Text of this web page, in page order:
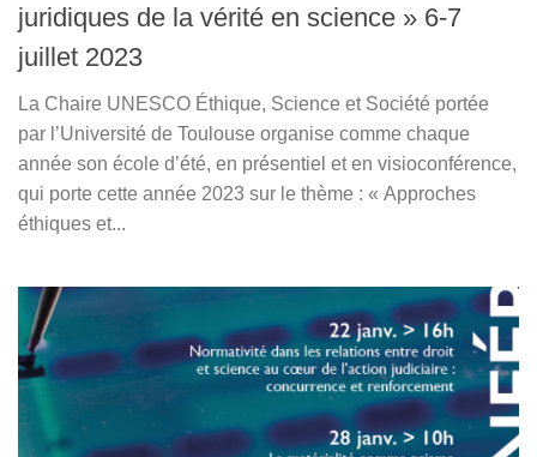
juridiques de la vérité en science » 6-7
juillet 2023
La Chaire UNESCO Éthique, Science et Société portée
par l’Université de Toulouse organise comme chaque
année son école d’été, en présentiel et en visioconférence,
qui porte cette année 2023 sur le thème : « Approches
éthiques et...